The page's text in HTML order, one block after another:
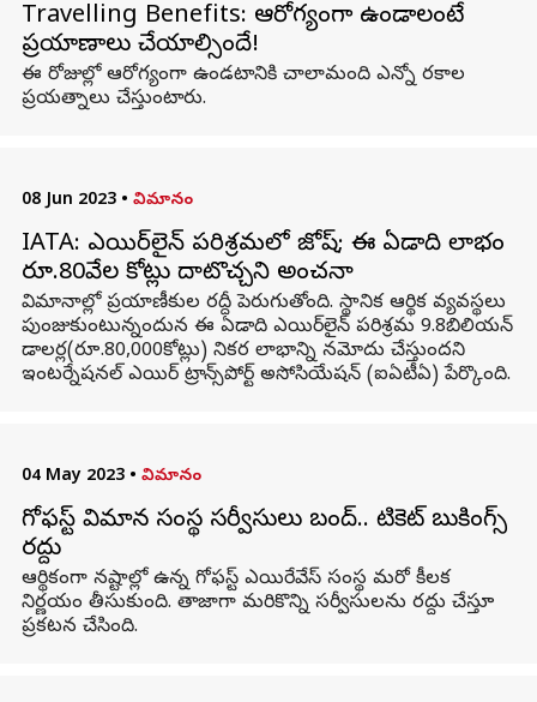
Travelling Benefits: ఆరోగ్యంగా ఉండాలంటే
ప్రయాణాలు చేయాల్సిందే!
ఈ రోజుల్లో ఆరోగ్యంగా ఉండటానికి చాలామంది ఎన్నో రకాల
ప్రయత్నాలు చేస్తుంటారు.
08 Jun 2023 • విమానం
IATA: ఎయిర్‌లైన్ పరిశ్రమలో జోష్; ఈ ఏడాది లాభం
రూ.80వేల కోట్లు దాటొచ్చని అంచనా
విమానాల్లో ప్రయాణీకుల రద్దీ పెరుగుతోంది. స్థానిక ఆర్థిక వ్యవస్థలు
పుంజుకుంటున్నందున ఈ ఏడాది ఎయిర్‌లైన్ పరిశ్రమ 9.8బిలియన్
డాలర్ల(రూ.80,000కోట్లు) నికర లాభాన్ని నమోదు చేస్తుందని
ఇంటర్నేషనల్ ఎయిర్ ట్రాన్స్‌పోర్ట్ అసోసియేషన్ (ఐఏటీఏ) పేర్కొంది.
04 May 2023 • విమానం
గోఫస్ట్ విమాన సంస్థ సర్వీసులు బంద్.. టికెట్ బుకింగ్స్
రద్దు
ఆర్థికంగా నష్టాల్లో ఉన్న గోఫస్ట్ ఎయిరేవేస్ సంస్థ మరో కీలక
నిర్ణయం తీసుకుంది. తాజాగా మరికొన్ని సర్వీసులను రద్దు చేస్తూ
ప్రకటన చేసింది.